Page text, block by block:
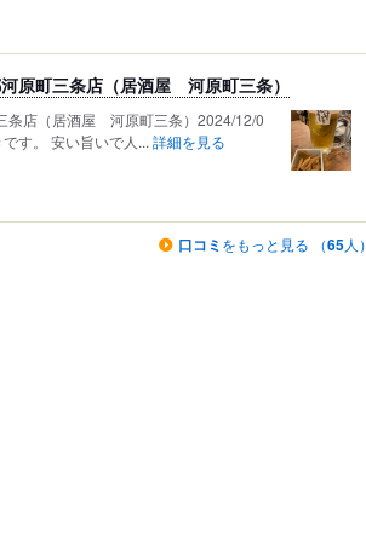
原町三条店（居酒屋 河原町三条）
条店（居酒屋 河原町三条）2024/12/0
す。 安い旨いで人... 詳細を見る
口コミ をもっと見る （65人）